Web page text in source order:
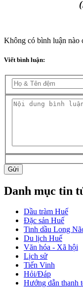
Không có bình luận nào
Viết bình luận:
Gửi
Danh mục tin
Dầu tràm Huế
Đặc sản Huế
Tinh dầu Long
Du lịch Huế
Văn hóa - Xã hội
Lịch sử
Tiến Vinh
Hỏi/Đáp
Hướng dẫn thanh